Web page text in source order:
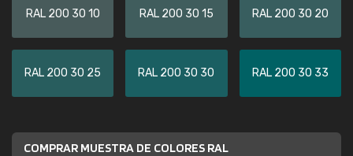
RAL 200 30 10 RAL 200 30 15 RAL 200 30 20
RAL 200 30 25 RAL 200 30 30 RAL 200 30 33
COMPRAR MUESTRA DE COLORES RAL